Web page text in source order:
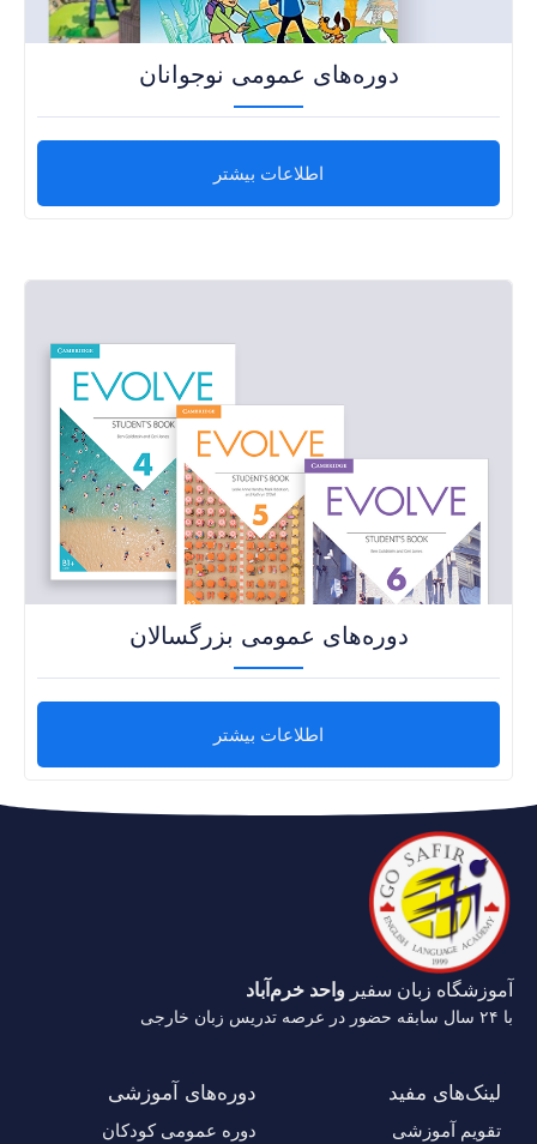
دوره‌های عمومی نوجوانان
اطلاعات بیشتر
دوره‌های عمومی بزرگسالان
اطلاعات بیشتر
آموزشگاه زبان سفیر واحد خرم‌آباد
با ۲۴ سال سابقه حضور در عرصه تدریس زبان خارجی
لینک‌های مفید
تقویم آموزشی
دوره‌های آموزشی
دوره عمومی کودکان